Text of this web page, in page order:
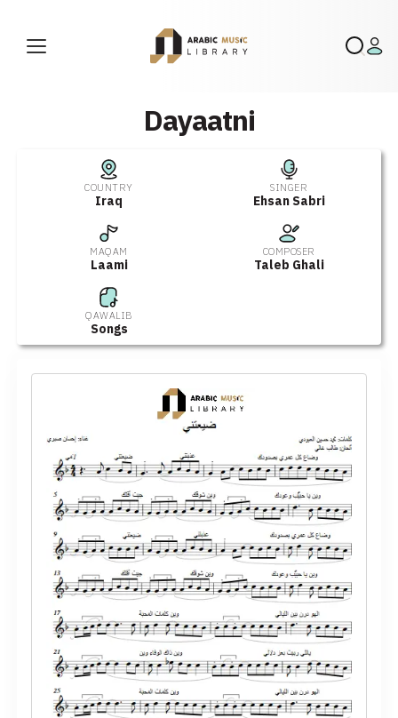
Dayaatni
COUNTRY
Iraq
SINGER
Ehsan Sabri
MAQAM
Laami
COMPOSER
Taleb Ghali
QAWALIB
Songs